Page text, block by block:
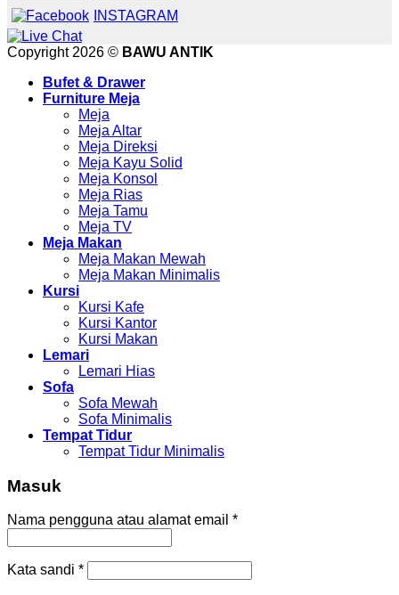
INSTAGRAM
Copyright 2026 © BAWU ANTIK
Bufet & Drawer
Furniture Meja
Meja
Meja Altar
Meja Direksi
Meja Kayu Solid
Meja Konsol
Meja Rias
Meja Tamu
Meja TV
Meja Makan
Meja Makan Mewah
Meja Makan Minimalis
Kursi
Kursi Kafe
Kursi Kantor
Kursi Makan
Lemari
Lemari Hias
Sofa
Sofa Mewah
Sofa Minimalis
Tempat Tidur
Tempat Tidur Minimalis
Masuk
Nama pengguna atau alamat email *
Kata sandi *